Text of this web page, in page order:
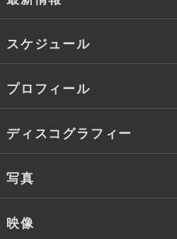
スケジュール
プロフィール
ディスコグラフィー
写真
映像